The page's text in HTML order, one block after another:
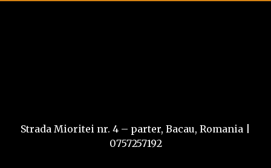
Strada Mioritei nr. 4 – parter, Bacau, Romania
0757257192